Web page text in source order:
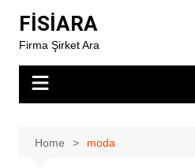
content
FİSİARA
Firma Şirket Ara
Home moda